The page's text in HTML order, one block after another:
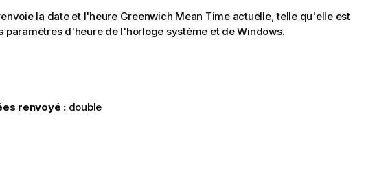
la date et l'heure Greenwich Mean Timeactuelle, telle qu'elle est
paramètres d'heure de l'horloge système et deWindows.
renvoyé :double